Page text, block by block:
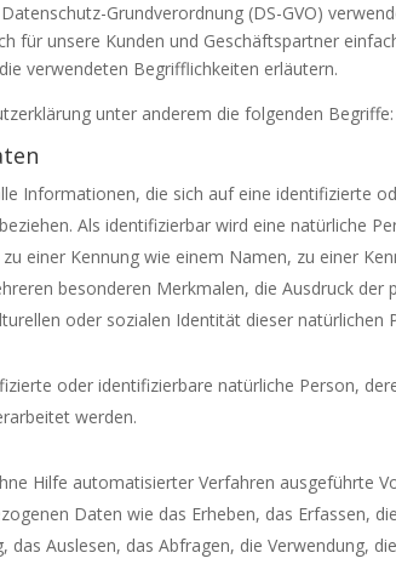
Grundverordnung (DS-GVO)
für unsere Kunden und Geschäftspartner
verwendeten Begrifflichkeiten erläutern.
unter anderem die folgenden Begriffe:
Informationen, die sich auf eine identifizierte
Als identifizierbar wird eine natürliche
einer Kennung wie einem Namen, zu einer
besonderen Merkmalen, die Ausdruck der
oder sozialen Identität dieser natürlichen
oder identifizierbare natürliche Person,
werden.
Hilfe automatisierter Verfahren ausgeführte
Daten wie das Erheben, das Erfassen,
das Auslesen, das Abfragen, die Verwendung,